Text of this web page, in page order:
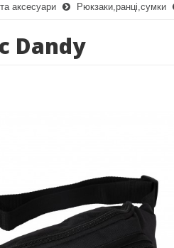
аксесуари Рюкзаки,ранці,сумки
Dandy